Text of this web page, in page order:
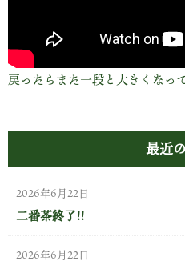
戻ったらまた一段と大きくなっ
最近
二番茶終了!!
2026年6月22日
2026年6月22日